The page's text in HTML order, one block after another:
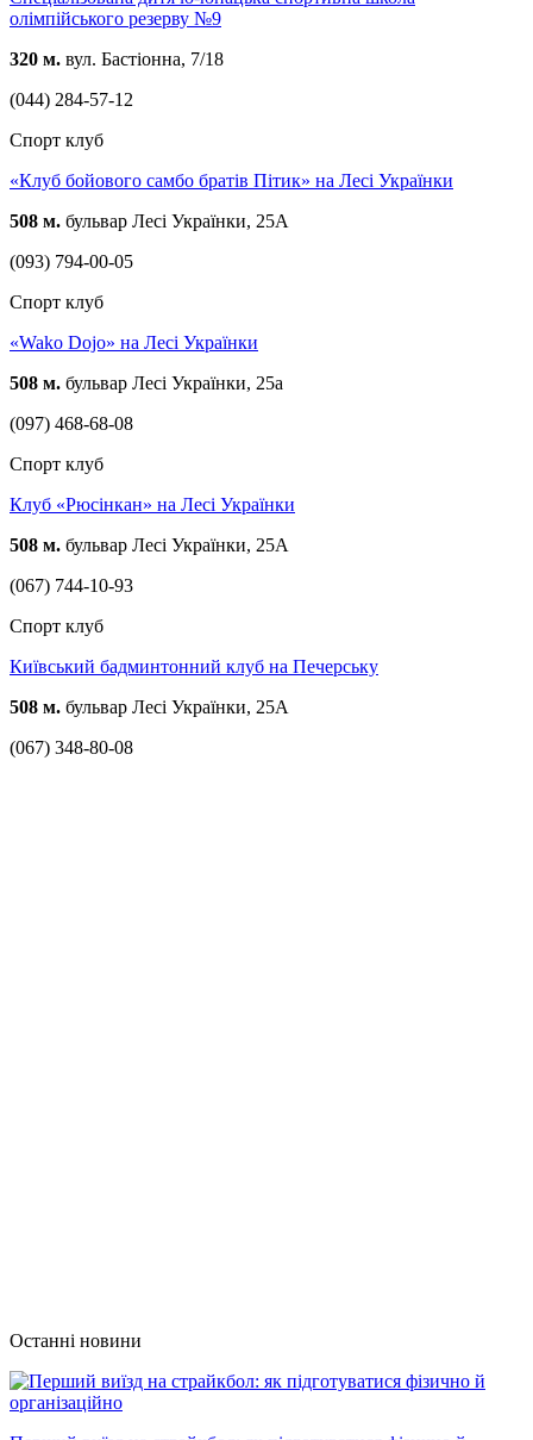
олімпійського резерву №9
320 м. вул. Бастіонна, 7/18
(044) 284-57-12
Спорт клуб
«Клуб бойового самбо братів Пітик» на Лесі Українки
508 м. бульвар Лесі Українки, 25А
(093) 794-00-05
Спорт клуб
«Wako Dojo» на Лесі Українки
508 м. бульвар Лесі Українки, 25а
(097) 468-68-08
Спорт клуб
Клуб «Рюсінкан» на Лесі Українки
508 м. бульвар Лесі Українки, 25А
(067) 744-10-93
Спорт клуб
Київський бадминтонний клуб на Печерську
508 м. бульвар Лесі Українки, 25А
(067) 348-80-08
Останні новини